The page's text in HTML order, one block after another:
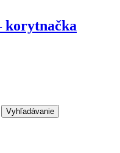
korytnačka
Vyhľadávanie